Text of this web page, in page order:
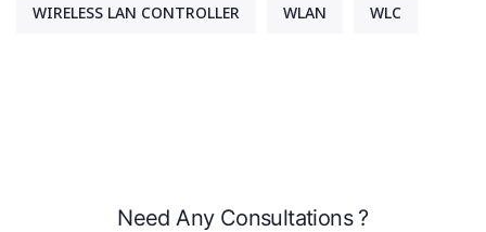
WIRELESS LAN CONTROLLER WLAN WLC
Need Any Consultations ?